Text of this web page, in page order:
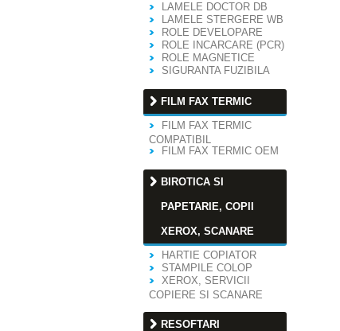
LAMELE DOCTOR DB
LAMELE STERGERE WB
ROLE DEVELOPARE
ROLE INCARCARE (PCR)
ROLE MAGNETICE
SIGURANTA FUZIBILA
FILM FAX TERMIC
FILM FAX TERMIC
COMPATIBIL
FILM FAX TERMIC OEM
BIROTICA SI
PAPETARIE, COPII
XEROX, SCANARE
HARTIE COPIATOR
STAMPILE COLOP
XEROX, SERVICII
COPIERE SI SCANARE
RESOFTARI